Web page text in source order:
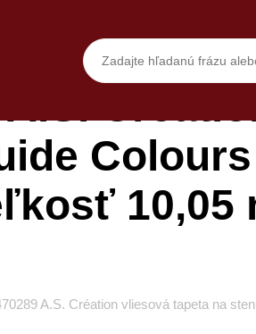
10,05
A.S. Création vliesová tapeta na